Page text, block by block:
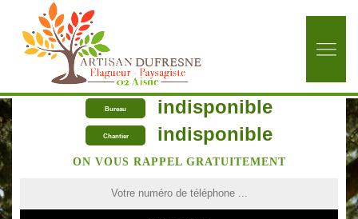
Bureau indisponible
Chantier indisponible
ON VOUS RAPPEL GRATUITEMENT